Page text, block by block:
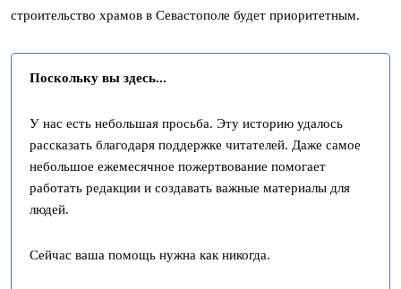
строительство храмов в Севастополе будет приоритетным.
Поскольку вы здесь...
У нас есть небольшая просьба. Эту историю удалось
рассказать благодаря поддержке читателей. Даже самое
небольшое ежемесячное пожертвование помогает
работать редакции и создавать важные материалы для
людей.
Сейчас ваша помощь нужна как никогда.